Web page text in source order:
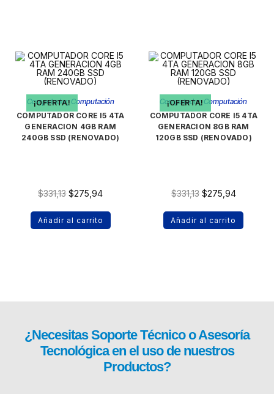
¡OFERTA!
Computador, Computación
COMPUTADOR CORE I5 4TA
GENERACION 4GB RAM
240GB SSD (RENOVADO)
$331,13 $275,94
Añadir al carrito
¡OFERTA!
Computador, Computación
COMPUTADOR CORE I5 4TA
GENERACION 8GB RAM
120GB SSD (RENOVADO)
$331,13 $275,94
Añadir al carrito
¿NecesitasSoporte Técnicoo Asesoría
Tecnológica en el uso de nuestros
Productos?